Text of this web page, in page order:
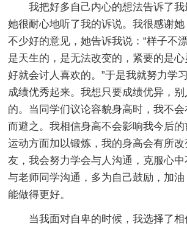
我把好多自己内心的想法告诉了我
她很耐心地听了我的诉说。我很感谢
不少好的意见，她告诉我说：“样子不
是天生的，是无法改变的，紧要的是
好就会讨人喜欢的。”于是我就努力学
成绩优秀起来。我想只要成绩优异，
的。当同学们议论容貌身高时，我不
而避之。我相信身高不会影响我今后
运动方面加以锻炼，我的身高会有所
友，我会努力学会与人沟通，克服心
与老师同学沟通，多为自己鼓励，加
能做得更好。
当我面对自卑的时候，我选择了相